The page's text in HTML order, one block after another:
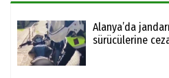
Alanya’da
sürücülerine